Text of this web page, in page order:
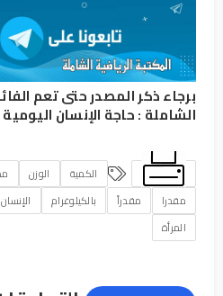
برجاء ذكر المصدر حتى تعم
الشاملة :حاجة الإنسان
الكمية الوزن
مقدرا
مقدراً بالكيلوغرام الإنسان
المرأة